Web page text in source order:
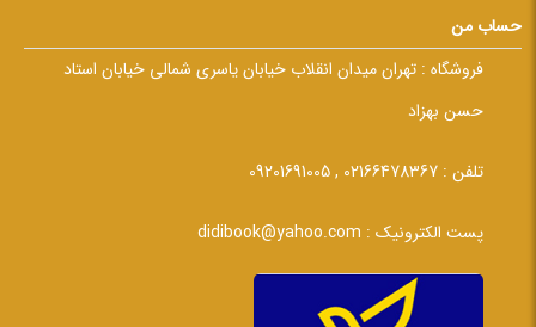
حساب من
فروشگاه : تهران میدان انقلاب خیابان یاسری شمالی خیابان استاد
حسن بهزاد
تلفن : 02166478367 , 09201691005
پست الکترونیک : didibook@yahoo.com